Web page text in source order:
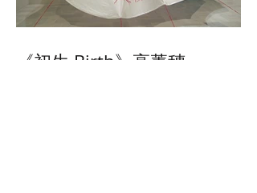
《初生 Birth》高菁穗